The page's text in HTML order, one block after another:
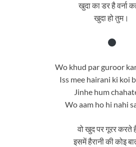
खुदा का डर है वर्ना
खुदा हो तुम।
Wo khud par guroor
Iss mee hairani ki koi
Jinhe hum
Wo aam ho hi nahi
वो खुद पर गूरर करते
इसमें हैरानी की कोइ